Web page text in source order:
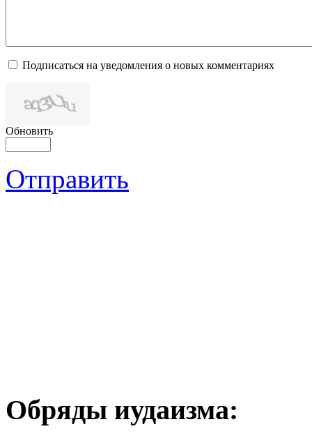
Подписаться на уведомления о новых комментариях
Обновить
Отправить
Обряды иудаизма: